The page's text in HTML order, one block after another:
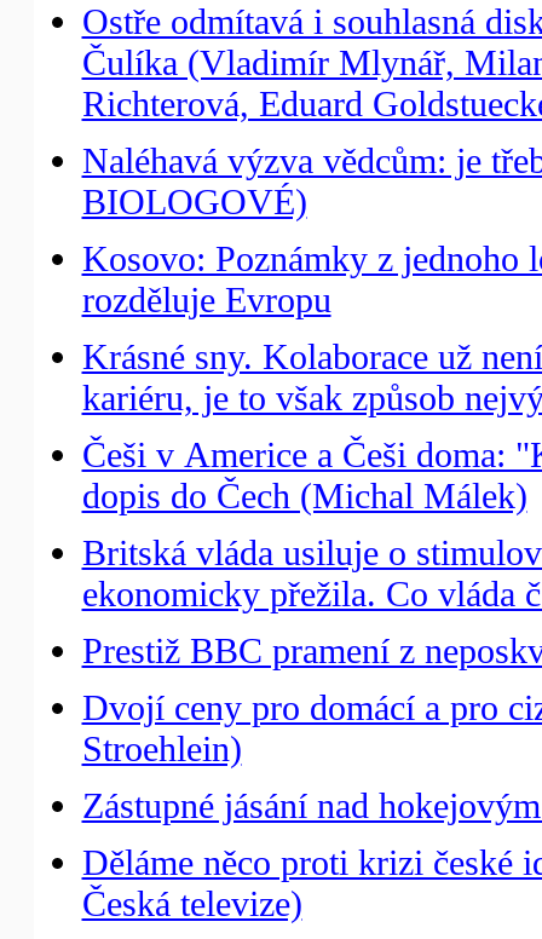
Ostře odmítavá i souhlasná
Čulíka (Vladimír Mlynář,
Richterová, Eduard
Naléhavá výzva vědcům: je
BIOLOGOVÉ)
Kosovo: Poznámky z jednoho
rozděluje Evropu
Krásné sny. Kolaborace už
kariéru, je to však způsob
Češi v Americe a Češi doma:
dopis do Čech (Michal Málek)
Britská vláda usiluje o
ekonomicky přežila. Co vláda
Prestiž BBC pramení z
Dvojí ceny pro domácí a pro
Stroehlein)
Zástupné jásání nad
Děláme něco proti krizi české
Česká televize)